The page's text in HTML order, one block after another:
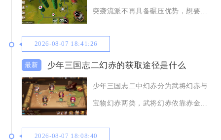
突袭流派不再具备碾压优势，想要发
2026-08-07 18:41:26
少年三国志二幻赤的获取途径是什么
少年三国志二中幻赤分为武将幻赤与
宝物幻赤两类，武将幻赤依靠赤金幻
2026-08-07 18:08:40